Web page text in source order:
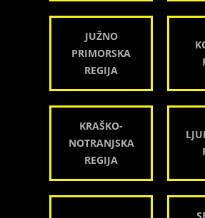
JUŽNO
PRIMORSKA
REGIJA
KRAŠKO-
NOTRANJSKA
REGIJA